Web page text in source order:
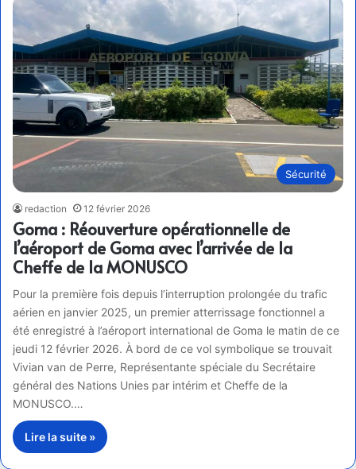
Sécurité
redaction 12 février 2026
Goma : Réouverture opérationnelle de
l’aéroport de Goma avec l’arrivée de la
Cheffe de la MONUSCO
Pour la première fois depuis l’interruption prolongée du trafic
aérien en janvier 2025, un premier atterrissage fonctionnel a
été enregistré à l’aéroport international de Goma le matin de ce
jeudi 12 février 2026. À bord de ce vol symbolique se trouvait
Vivian van de Perre, Représentante spéciale du Secrétaire
général des Nations Unies par intérim et Cheffe de la
MONUSCO.…
Lire la suite »